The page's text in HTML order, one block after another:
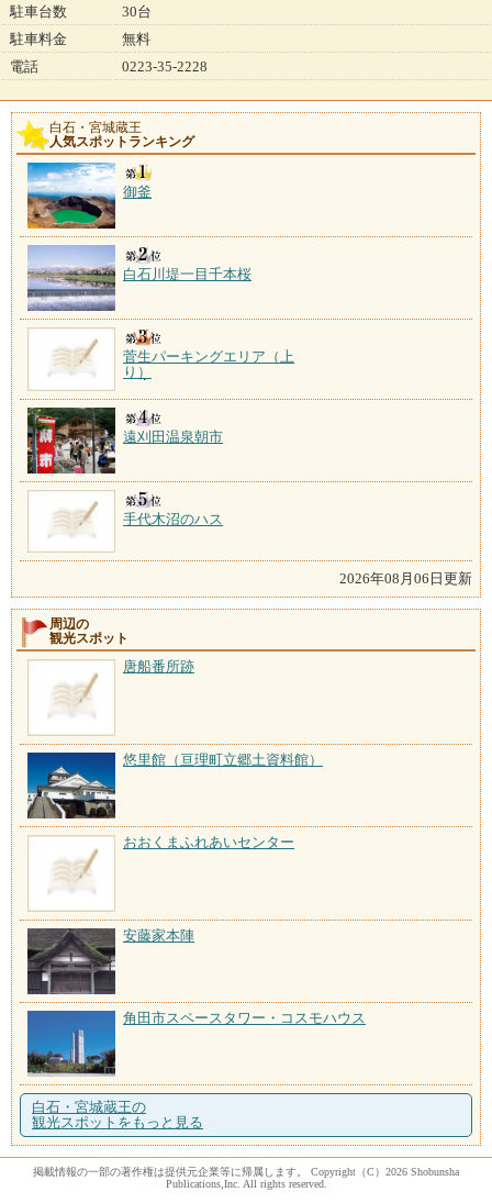
駐車台数
30台
駐車料金
無料
電話
0223-35-2228
白石・宮城蔵王
人気スポットランキング
御釜
白石川堤一目千本桜
菅生パーキングエリア（上
り）
遠刈田温泉朝市
手代木沼のハス
2026年08月06日更新
周辺の
観光スポット
唐船番所跡
悠里館（亘理町立郷土資料館）
おおくまふれあいセンター
安藤家本陣
角田市スペースタワー・コスモハウス
白石・宮城蔵王の
観光スポットをもっと見る
掲載情報の一部の著作権は提供元企業等に帰属します。 Copyright（C）2026 Shobunsha
Publications,Inc. All rights reserved.